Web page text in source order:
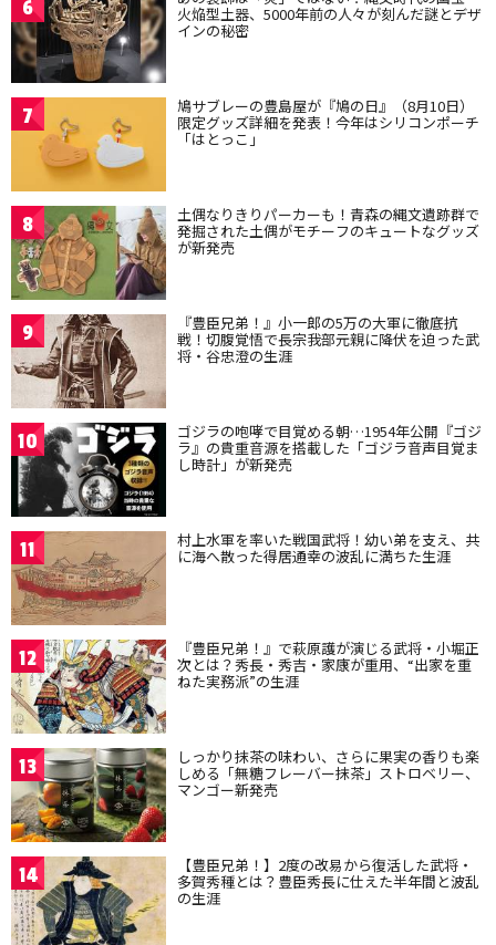
6 火焔型土器、5000年前の人々が刻んだ謎とデザ
インの秘密
7 鳩サブレーの豊島屋が『鳩の日』（8月10日）
限定グッズ詳細を発表！今年はシリコンポーチ
「はとっこ」
8 土偶なりきりパーカーも！青森の縄文遺跡群で
発掘された土偶がモチーフのキュートなグッズ
が新発売
9 『豊臣兄弟！』小一郎の5万の大軍に徹底抗
戦！切腹覚悟で長宗我部元親に降伏を迫った武
将・谷忠澄の生涯
10 ゴジラの咆哮で目覚める朝…1954年公開『ゴジ
ラ』の貴重音源を搭載した「ゴジラ音声目覚ま
し時計」が新発売
11 村上水軍を率いた戦国武将！幼い弟を支え、共
に海へ散った得居通幸の波乱に満ちた生涯
12 『豊臣兄弟！』で萩原護が演じる武将・小堀正
次とは？秀長・秀吉・家康が重用、“出家を重
ねた実務派”の生涯
13 しっかり抹茶の味わい、さらに果実の香りも楽
しめる「無糖フレーバー抹茶」ストロベリー、
マンゴー新発売
14 【豊臣兄弟！】2度の改易から復活した武将・
多賀秀種とは？豊臣秀長に仕えた半年間と波乱
の生涯